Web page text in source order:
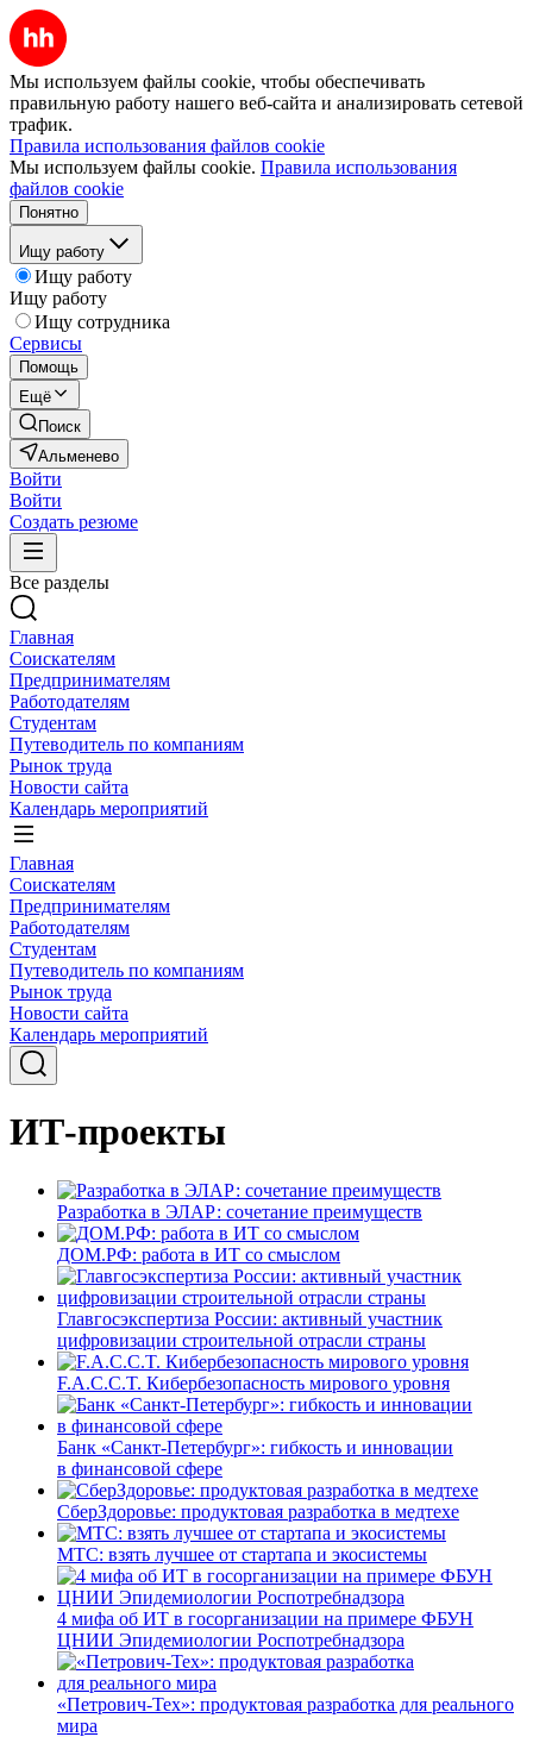
Мы используем файлы cookie, чтобы обеспечивать
правильную работу нашего веб-сайта и анализировать сетевой
трафик.
Правила использования файлов cookie
Мы используем файлы cookie. Правила использования
файлов cookie
Понятно
Ищу работу
Ищу работу
Ищу работу
Ищу сотрудника
Сервисы
Помощь
Ещё
Поиск
Альменево
Войти
Войти
Создать резюме
Все разделы
Главная
Соискателям
Предпринимателям
Работодателям
Студентам
Путеводитель по компаниям
Рынок труда
Новости сайта
Календарь мероприятий
Главная
Соискателям
Предпринимателям
Работодателям
Студентам
Путеводитель по компаниям
Рынок труда
Новости сайта
Календарь мероприятий
ИТ-проекты
Разработка в ЭЛАР: сочетание преимуществ
ДОМ.РФ: работа в ИТ со смыслом
Главгосэкспертиза России: активный участник
цифровизации строительной отрасли страны
F.A.C.C.T. Кибербезопасность мирового уровня
Банк «Санкт-Петербург»: гибкость и инновации
в финансовой сфере
СберЗдоровье: продуктовая разработка в медтехе
МТС: взять лучшее от стартапа и экосистемы
4 мифа об ИТ в госорганизации на примере ФБУН
ЦНИИ Эпидемиологии Роспотребнадзора
«Петрович-Тех»: продуктовая разработка для реального
мира